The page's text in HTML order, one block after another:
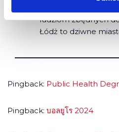
ludziom zbędnych
Łódż to dziwne
Pingback: Public Health
Pingback: บอลยูโร 2024